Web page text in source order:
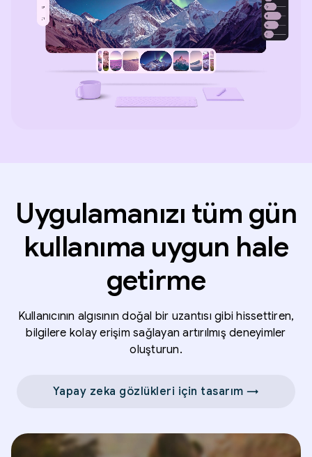
Uygulamanızı tüm gün
kullanıma uygun hale
getirme
Kullanıcının algısının doğal bir uzantısı gibi hissettiren,
bilgilere kolay erişim sağlayan artırılmış deneyimler
oluşturun.
Yapay zeka gözlükleri için tasarım →